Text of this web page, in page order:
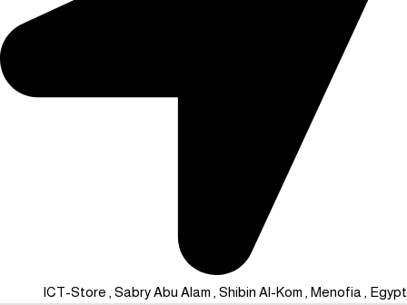
ICT-Store , Sabry Abu Alam , Shibin Al-Kom , Menofia , Egypt